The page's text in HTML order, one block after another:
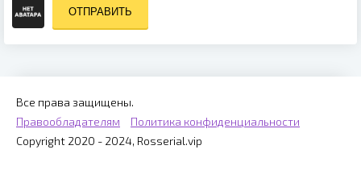
ОТПРАВИТЬ
Все права защищены.
Правообладателям
Политика конфиденциальности
Copyright 2020 - 2024, Rosserial.vip